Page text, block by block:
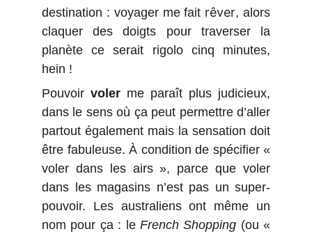
destination : voyager me fait rêver, alors
claquer des doigts pour traverser la
planète ce serait rigolo cinq minutes,
hein !
Pouvoir voler me paraît plus judicieux,
dans le sens où ça peut permettre d’aller
partout également mais la sensation doit
être fabuleuse. À condition de spécifier «
voler dans les airs », parce que voler
dans les magasins n’est pas un super-
pouvoir. Les australiens ont même un
nom pour ça : le French Shopping (ou «